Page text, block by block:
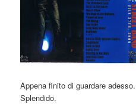
Appena finito di guardare adesso.
Splendido.